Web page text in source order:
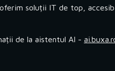
soluții IT de top,
de la aistentul AI -